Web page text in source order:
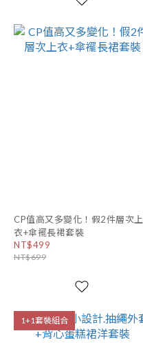
CP值高又多變化！假2件層次上
衣+傘襬長裙套裝
NT$499
NT$699
1+1套裝組合